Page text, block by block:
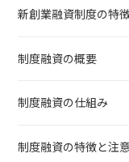
新創業融資制度の特
制度融資の概要
制度融資の仕組み
制度融資の特徴と注